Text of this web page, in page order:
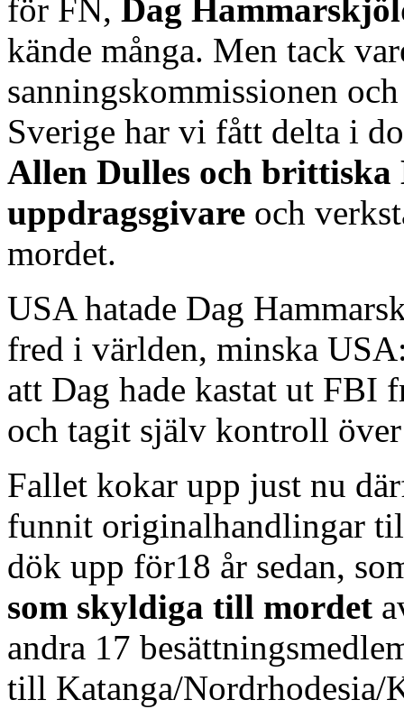
för FN, Dag
kände många. Men tack
sanningskommissionen
Sverige har vi fått delta i
Allen Dulles och
uppdragsgivare och
mordet.
USA hatade Dag
fred i världen, minska
att Dag hade kastat ut FBI
och tagit själv kontroll
Fallet kokar upp just nu
funnit originalhandlingar
dök upp för18 år sedan,
som skyldiga till mordet
andra 17
till Katanga/Nordrhodesia/